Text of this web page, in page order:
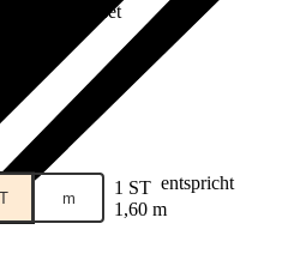
Komplettset
m 1 ST entspricht
1,60 m